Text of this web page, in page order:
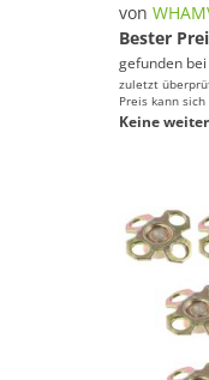
von
Bester
gefunden bei
zuletzt
Preis kann
Keine